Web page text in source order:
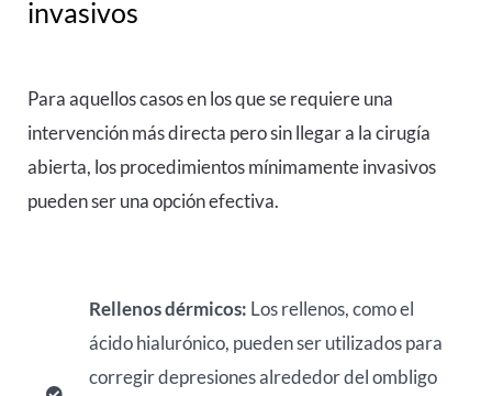
invasivos
Para aquellos casos en los que se requiere una
intervención más directa pero sin llegar a la cirugía
abierta, los procedimientos mínimamente invasivos
pueden ser una opción efectiva.
Rellenos dérmicos: Los rellenos, como el
ácido hialurónico, pueden ser utilizados para
corregir depresiones alrededor del ombligo